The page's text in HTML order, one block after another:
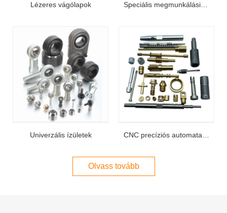
Lézeres vágólapok
Univerzális ízületek
Olvass tovább